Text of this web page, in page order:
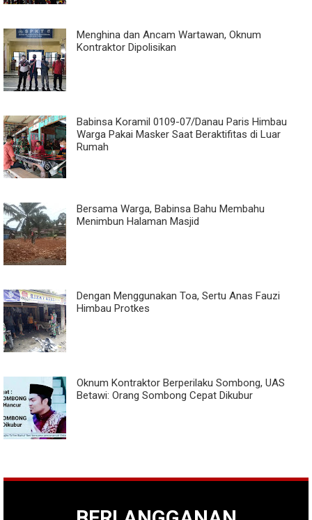
Menghina dan Ancam Wartawan, Oknum
Kontraktor Dipolisikan
Babinsa Koramil 0109-07/Danau Paris Himbau
Warga Pakai Masker Saat Beraktifitas di Luar
Rumah
Bersama Warga, Babinsa Bahu Membahu
Menimbun Halaman Masjid
Dengan Menggunakan Toa, Sertu Anas Fauzi
Himbau Protkes
Oknum Kontraktor Berperilaku Sombong, UAS
Betawi: Orang Sombong Cepat Dikubur